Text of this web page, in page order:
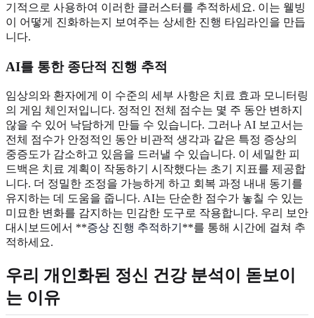
기적으로 사용하여 이러한 클러스터를 추적하세요. 이는 웰빙
이 어떻게 진화하는지 보여주는 상세한 진행 타임라인을 만듭
니다.
AI를 통한 종단적 진행 추적
임상의와 환자에게 이 수준의 세부 사항은 치료 효과 모니터링
의 게임 체인저입니다. 정적인 전체 점수는 몇 주 동안 변하지
않을 수 있어 낙담하게 만들 수 있습니다. 그러나 AI 보고서는
전체 점수가 안정적인 동안 비관적 생각과 같은 특정 증상의
중증도가 감소하고 있음을 드러낼 수 있습니다. 이 세밀한 피
드백은 치료 계획이 작동하기 시작했다는 초기 지표를 제공합
니다. 더 정밀한 조정을 가능하게 하고 회복 과정 내내 동기를
유지하는 데 도움을 줍니다. AI는 단순한 점수가 놓칠 수 있는
미묘한 변화를 감지하는 민감한 도구로 작용합니다. 우리 보안
대시보드에서 **증상 진행 추적하기 **를 통해 시간에 걸쳐 추
적하세요.
우리 개인화된 정신 건강 분석이 돋보이
는 이유